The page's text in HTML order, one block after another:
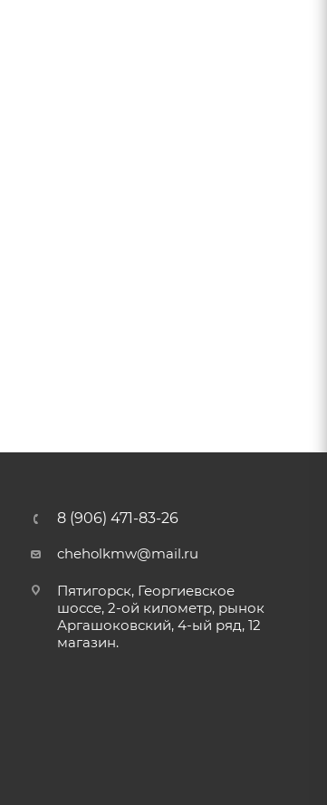
8 (906) 471-83-26
cheholkmw@mail.ru
Пятигорск, Георгиевское
шоссе, 2-ой километр, рынок
Аргашоковский, 4-ый ряд, 12
магазин.